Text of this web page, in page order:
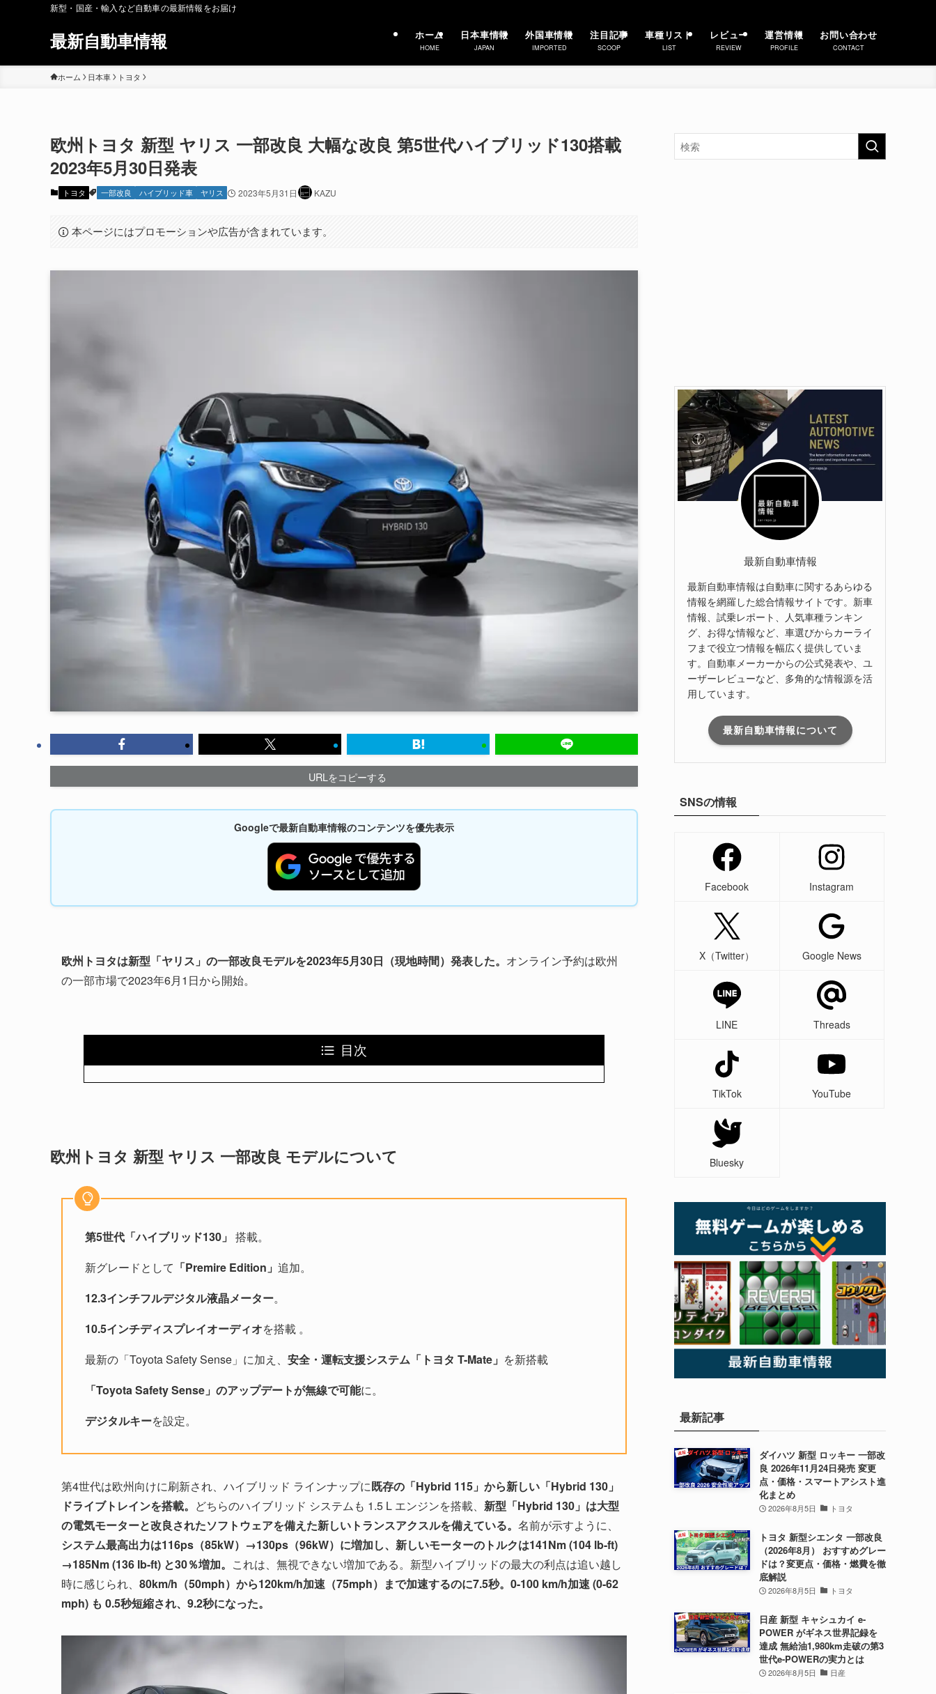
新型・国産・輸入など自動車の最新情報をお届け
最新自動車情報 ホーム
HOME
日本車情報
JAPAN
外国車情報
IMPORTED
注目記事
SCOOP
車種リスト
LIST
レビュー
REVIEW
運営情報
PROFILE
お問い合わせ
CONTACT
ホーム 日本車 トヨタ
欧州トヨタ 新型 ヤリス 一部改良 大幅な改良 第5世代ハイブリッド130搭載
2023年5月30日発表
トヨタ 一部改良 ハイブリッド車 ヤリス 2023年5月31日 KAZU
本ページにはプロモーションや広告が含まれています。
URLをコピーする
Googleで最新自動車情報のコンテンツを優先表示
欧州トヨタは新型「ヤリス」の一部改良モデルを2023年5月30日（現地時間） 発表した。 オンライン予約は欧州
の一部市場で2023年6月1日から開始。
目次
欧州トヨタ 新型 ヤリス 一部改良 モデルについて
第5世代「ハイブリッド130」 搭載。
新グレードとして 「Premire Edition」 追加。
12.3インチフルデジタル液晶メーター。
10.5インチディスプレイオーディオを搭載 。
最新の「Toyota Safety Sense」に加え、 安全・運転支援システム「トヨタ T-Mate」 を新搭載
「Toyota Safety Sense」のアップデートが無線で可能に。
デジタルキーを設定。
第4世代は欧州向けに刷新され、ハイブリッド ラインナップに既存の「Hybrid 115」から新しい「Hybrid 130」
ドライブトレインを搭載。 どちらのハイブリッド システムも 1.5​​ L エンジンを搭載、 新型「Hybrid 130」は大型
の電気モーターと改良されたソフトウェアを備えた新しいトランスアクスルを備えている。 名前が示すように、
システム最高出力は116ps（85kW）→130ps（96kW）に増加し、新しいモーターのトルクは141Nm (104 lb-ft)
→185Nm (136 lb-ft) と30％増加。 これは、無視できない増加である。新型ハイブリッドの最大の利点は追い越し
時に感じられ、 80km/h（50mph）から120km/h加速（75mph）まで加速するのに7.5秒。0-100 km/h加速 (0-62
mph) も 0.5秒短縮され、9.2秒になった。
最新自動車情報
最新自動車情報は自動車に関するあらゆる
情報を網羅した総合情報サイトです。新車
情報、試乗レポート、人気車種ランキン
グ、お得な情報など、車選びからカーライ
フまで役立つ情報を幅広く提供していま
す。自動車メーカーからの公式発表や、ユ
ーザーレビューなど、多角的な情報源を活
用しています。
最新自動車情報について
SNSの情報
Facebook Instagram
X（Twitter） Google News
LINE Threads
TikTok YouTube
Bluesky
最新記事
ダイハツ 新型 ロッキー 一部改
良 2026年11月24日発売 変更
点・価格・スマートアシスト進
化まとめ
2026年8月5日 トヨタ
トヨタ 新型シエンタ 一部改良
（2026年8月） おすすめグレー
ドは？変更点・価格・燃費を徹
底解説
2026年8月5日 トヨタ
日産 新型 キャシュカイ e-
POWER がギネス世界記録を
達成 無給油1,980km走破の第3
世代e-POWERの実力とは
2026年8月5日 日産